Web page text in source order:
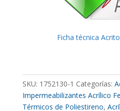
Ficha técnica
SKU: 1752130-1 Categorías:
Impermeabilizantes Acrílico
Térmicos de Poliestireno,